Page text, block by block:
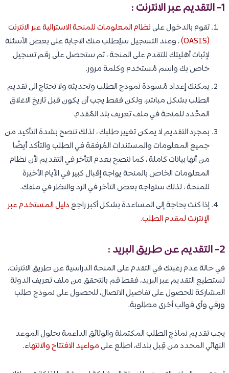
1- التقديم عبر الانترنت :
تقوم بالدخول علىنظام المعلومات للمنحة الاسترالية عبر الانترنت
(OASIS)
، وعند التسجيل سيُطلب منك الاجابة على بعض الأسئلة
لإثبات أهليتك للتقدم على المنحة ، ثم ستحصل على رقم تسجيل
خاص بك واسم مُستخدم وكلمة مرور.
يمكنك إعداد مُسودة نموذج الطلب وتحديثه ولا تحتاج الى تقديم
الطلب بشكل مباشر، ولكن فقط يجب أن يكون قبل تاريخ الاغلاق
المحُدد للمنحة في ملف تعريف بلد المُقدم.
بمجرد التقديم لا يمكن تغيير طلبك ، لذلك ننصح بشدة التأكيد من
جميع المعلومات والمستندات المُرفقة في الطلب والتأكد أيضًا
من أنها بيانات كاملة ، كما ننصح بعدم التأخر في التقديم لأن نظام
المعلومات الخاص بالمنحة يواجه إقبال كبير في الأيام الأخيرة
للمنحة ، لذلك ستواجه بعض التأخر في الرد والنظر في ملفك.
إذا كنت بحاجة إلى المساعدة بشكل أكبر راجعدليل المستخدم عبر
الإنترنت لمقدم الطلب.
2- التقديم عن طريق البريد :
في حالة عدم رغبتك في التقدم على المنحة الدراسية عن طريق الانترنت،
تستطيع التقديم عبر البريد، فقط قم بالتحقق من ملف تعريف الدولة
المشاركة للحصول على تفاصيل الاتصال، للحصول على نموذج طلب
ورقي وأي قوالب أخرى مطلوبة.
يجب تقديم نماذج الطلب المكتملة والوثائق الداعمة بحلول الموعد
النهائي المحدد من قِبل بلدك، اطلع علىمواعيد الافتتاح والانتهاء.